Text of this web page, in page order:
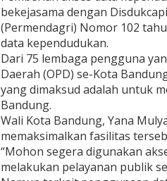
n
K
e
r
j
a
s
a
a
A
k
s
e
bekejasama dengan
(Permendagri) Nomor 102
data kependudukan.
Dari 75 lembaga pengguna
Daerah (OPD) se-Kota
yang dimaksud adalah untuk
Bandung.
Wali Kota Bandung, Yana
memaksimalkan fasilitas
“Mohon segera digunakan
melakukan pelayanan publik